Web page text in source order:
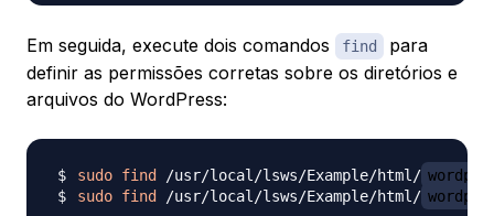
Em seguida, execute dois comandos find
para
definir as permissões corretas sobre os diretórios e
arquivos do WordPress:
sudo find /usr/local/lsws/Example/html/
sudo find /usr/local/lsws/Example/html/